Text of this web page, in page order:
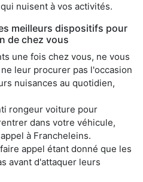
nuisent à vos activités.
meilleurs dispositifs pour
de chez vous
une fois chez vous, ne vous
leur procurer pas l'occasion
nuisances au quotidien,
rongeur voiture pour
dans votre véhicule,
à Francheleins.
appel étant donné que les
avant d'attaquer leurs